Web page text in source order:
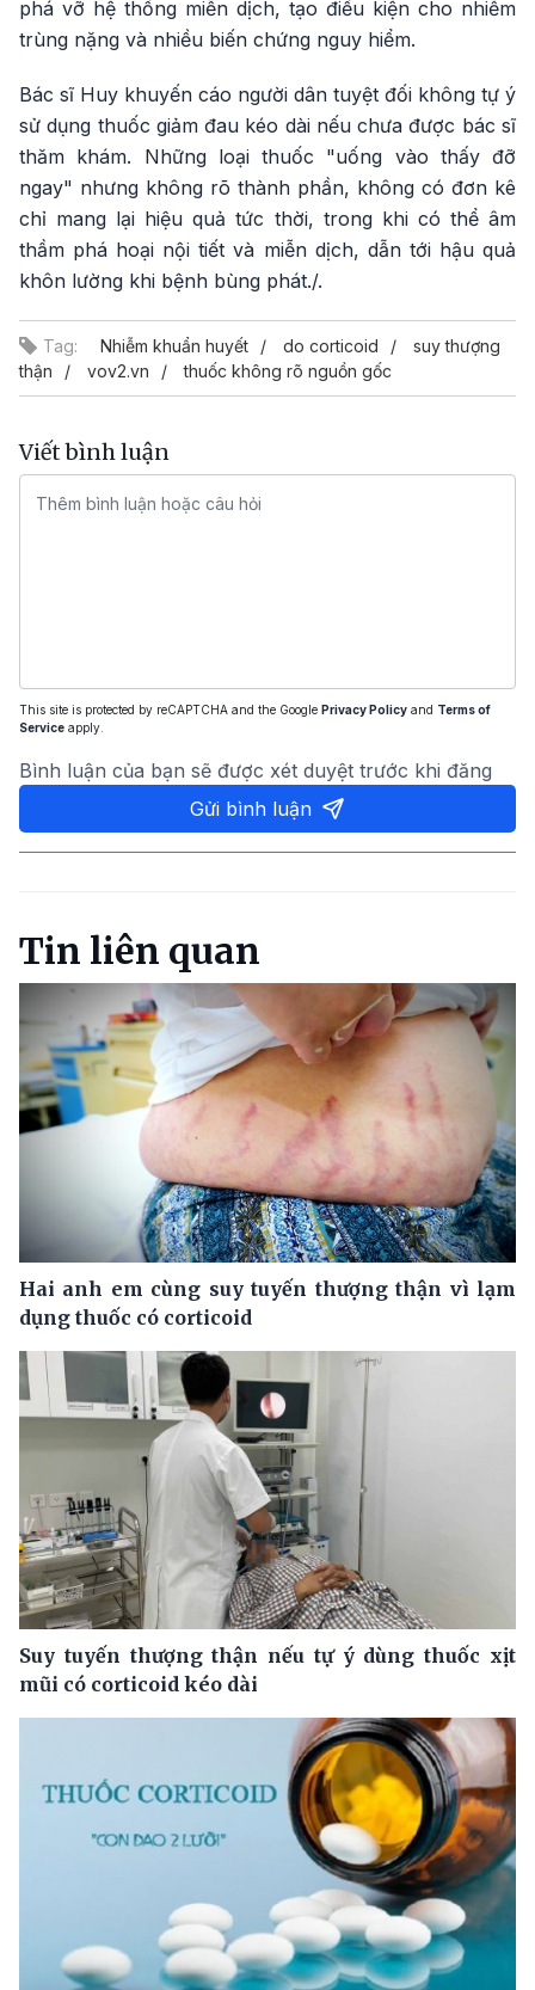
phá vỡ hệ thống miễn dịch, tạo điều kiện cho nhiễm
trùng nặng và nhiều biến chứng nguy hiểm.
Bác sĩ Huy khuyến cáo người dân tuyệt đối không tự ý
sử dụng thuốc giảm đau kéo dài nếu chưa được bác sĩ
thăm khám. Những loại thuốc "uống vào thấy đỡ
ngay" nhưng không rõ thành phần, không có đơn kê
chỉ mang lại hiệu quả tức thời, trong khi có thể âm
thầm phá hoại nội tiết và miễn dịch, dẫn tới hậu quả
khôn lường khi bệnh bùng phát./.
Tag: Nhiễm khuẩn huyết do corticoid
suy thượng
thận
vov2.vn thuốc không rõ nguồn gốc
Viết bình luận
This site is protected by reCAPTCHA and the Google Privacy Policy and Terms of
Service apply.
Bình luận của bạn sẽ được xét duyệt trước khi đăng
Gửi bình luận
Tin liên quan
Hai anh em cùng suy tuyến thượng thận vì lạm
dụng thuốc có corticoid
Suy tuyến thượng thận nếu tự ý dùng thuốc xịt
mũi có corticoid kéo dài